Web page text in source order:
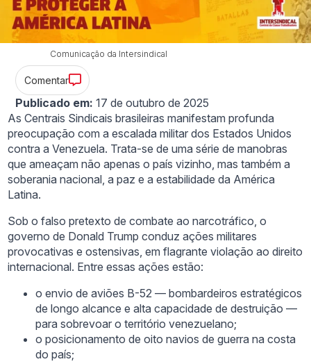
Comunicação da Intersindical
Comentar
Publicado em: 17 de outubro de 2025
As Centrais Sindicais brasileiras manifestam profunda
preocupação com a escalada militar dos Estados Unidos
contra a Venezuela. Trata-se de uma série de manobras
que ameaçam não apenas o país vizinho, mas também a
soberania nacional, a paz e a estabilidade da América
Latina.
Sob o falso pretexto de combate ao narcotráfico, o
governo de Donald Trump conduz ações militares
provocativas e ostensivas, em flagrante violação ao direito
internacional. Entre essas ações estão:
o envio de aviões B-52 — bombardeiros estratégicos
de longo alcance e alta capacidade de destruição —
para sobrevoar o território venezuelano;
o posicionamento de oito navios de guerra na costa
do país;